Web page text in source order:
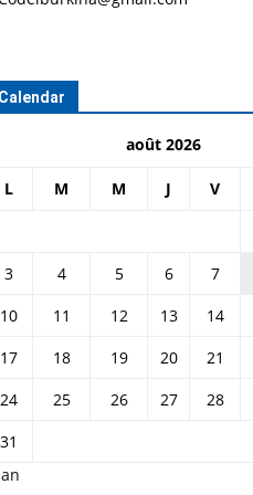
août 2026
L M M J V
3
4 5 6 7
10
11 12 13 14
17
18 19 20 21
24
25 26 27 28
31